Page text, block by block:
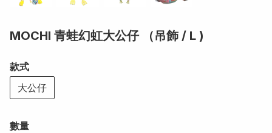
MOCHI 青蛙幻虹大公仔 （吊飾 / L )
款式
大公仔
數量